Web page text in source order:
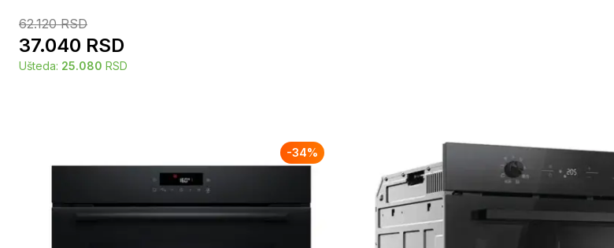
62.120RSD
37.040 RSD
Ušteda: 25.080 RSD
-34%